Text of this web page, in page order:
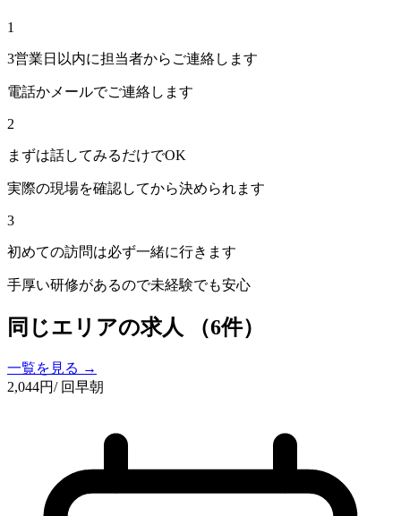
1
3営業日以内に担当者からご連絡します
電話かメールでご連絡します
2
まずは話してみるだけでOK
実際の現場を確認してから決められます
3
初めての訪問は必ず一緒に行きます
手厚い研修があるので未経験でも安心
同じエリアの求人 （6件）
一覧を見る →
2,044円/ 回早朝